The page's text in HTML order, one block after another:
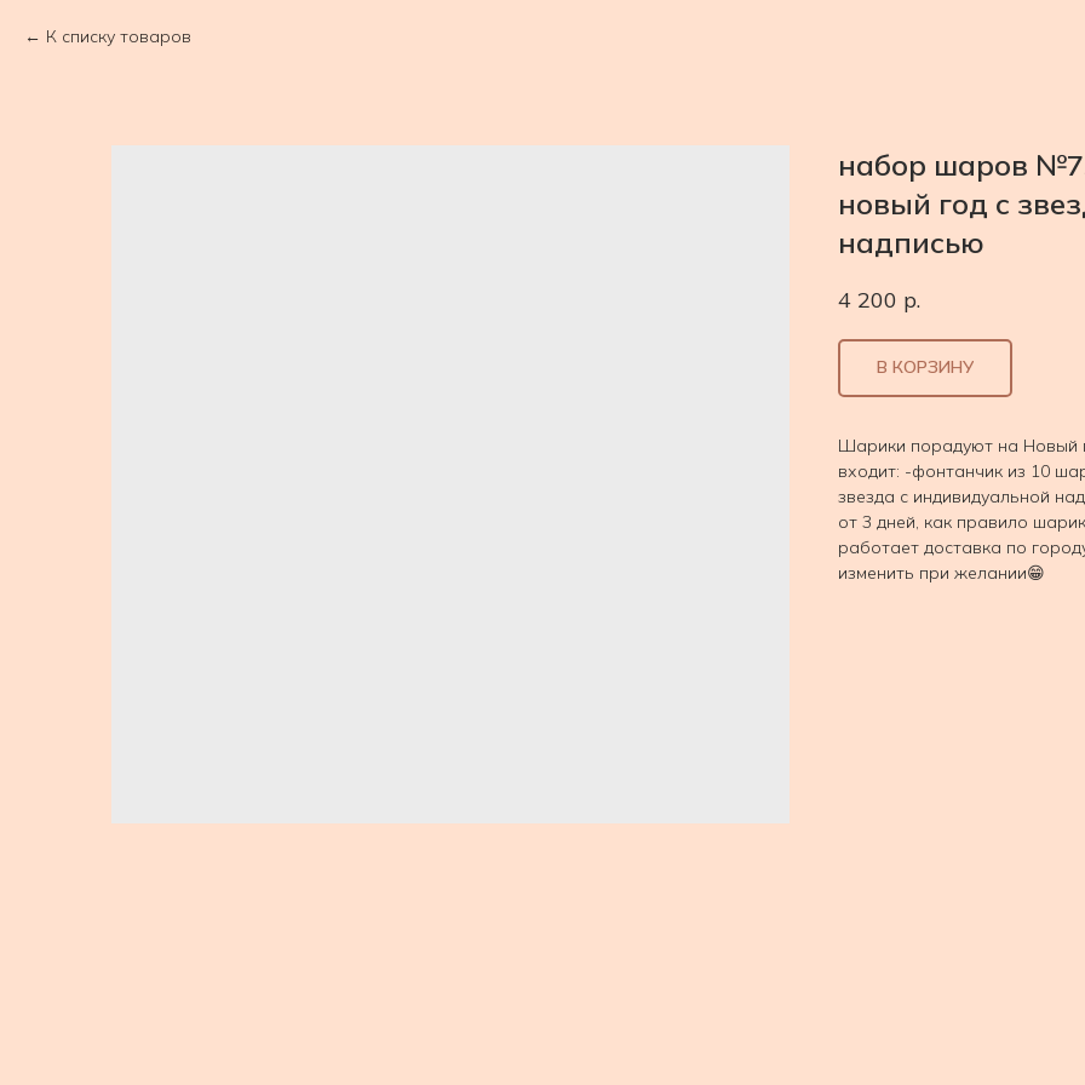
К списку товаров
набор шаров
новый год с
надписью
4 200 р.
В КОРЗИНУ
Шарики порадуют на Новый
входит: -фонтанчик из 10
звезда с индивидуальной
от 3 дней, как правило
работает доставка по
изменить при желании😁